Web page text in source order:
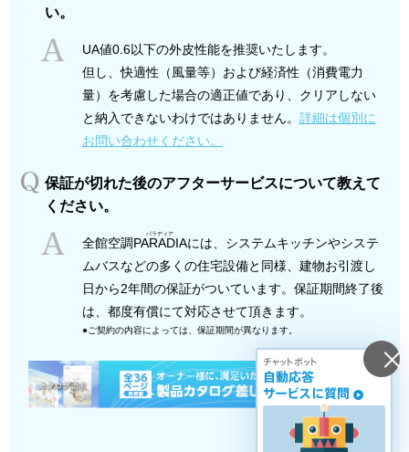
い。
UA値0.6以下の外皮性能を推奨いたします。
但し、快適性（風量等）および経済性（消費電力
量）を考慮した場合の適正値であり、クリアしない
と納入できないわけではありません。 詳細は個別に
お問い合わせください。
保証が切れた後のアフターサービスについて教えて
ください。
全館空調PARADIAには、システムキッチンやシステ
ムバスなどの多くの住宅設備と同様、建物お引渡し
日から2年間の保証がついています。保証期間終了後
は、都度有償にて対応させて頂きます。
●ご契約の内容によっては、保証期間が異なります。
チャットボット
自動応答
サービスに質問
閉
じ